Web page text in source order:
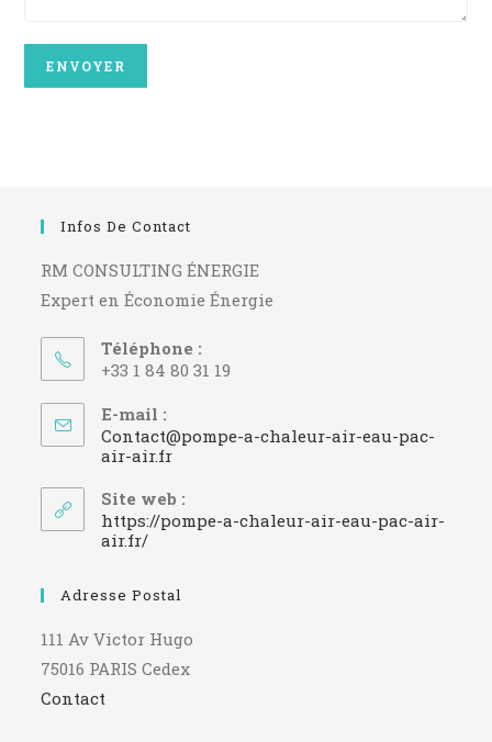
Infos De Contact
RM CONSULTING ÉNERGIE
Expert en Économie Énergie
Téléphone :
+33 1 84 80 31 19
E-mail :
Contact@pompe-a-chaleur-air-eau-pac-
air-air.frS’ouvre
votre
application
Site web :
https://pompe-a-chaleur-air-eau-pac-air-
air.fr/
Adresse Postal
111 Av Victor Hugo
75016 PARIS Cedex
Contact